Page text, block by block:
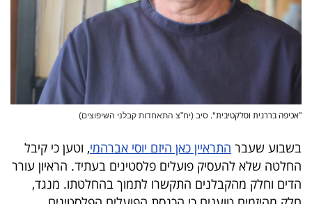
"אכיפה בררנית וסלקטיבית". סיב (יח"צ התאחדות קבלני השיפוצים)
בשבוע שעבר התראיין כאן היזם יוסי אברהמי, וטען כי קיבל
החלטה שלא להעסיק פועלים פלסטינים בעתיד. הראיון עורר
הדים וחלק מהקבלנים התקשרו לתמוך בהחלטתו. מנגד,